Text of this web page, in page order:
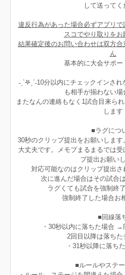
して送ってく
違反行為があった場合必ずアプリ
スコでやり取りをお
結果確定後のお問い合わせは双方
ん
基本的に大会サポー
˗ˏˋ𖤐ˎˊ˗10分以内にチェックインさ
も相手が揃わない
またなんの連絡もなく1試合目来ら
します
■ラグにつ
30秒のクリップ提出をお願いしま
大丈夫です。メモプまるまるでは
プ提出お願いし
対応可能なのはクリップ提出
次に進んだ場合はその試合
ラグくても試合を強制終
強制終了した場合お
■回線落
・30秒以内に落ちた場合
2回目以降は落ちた
・31秒以降に落ち
■ルールやステ